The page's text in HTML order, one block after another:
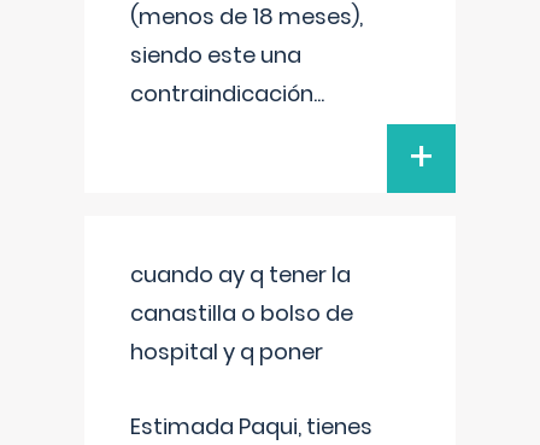
(menos de 18 meses),
siendo este una
contraindicación...
+
cuando ay q tener la
canastilla o bolso de
hospital y q poner
Estimada Paqui, tienes